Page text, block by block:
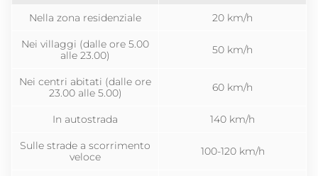
Nella zona residenziale 20 km/h
Nei villaggi (dalle ore 5.00
alle 23.00)
50 km/h
Nei centri abitati (dalle ore
23.00 alle 5.00)
60 km/h
In autostrada 140 km/h
Sulle strade a scorrimento
veloce
100-120 km/h